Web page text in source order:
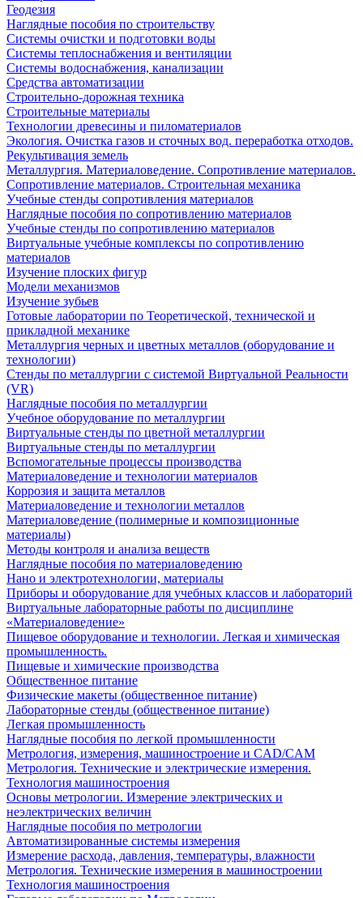
Геодезия
Наглядные пособия по строительству
Системы очистки и подготовки воды
Системы теплоснабжения и вентиляции
Системы водоснабжения, канализации
Средства автоматизации
Строительно-дорожная техника
Строительные материалы
Технологии древесины и пиломатериалов
Экология. Очистка газов и сточных вод. переработка отходов.
Рекультивация земель
Металлургия. Материаловедение. Сопротивление материалов.
Сопротивление материалов. Строительная механика
Учебные стенды сопротивления материалов
Наглядные пособия по сопротивлению материалов
Учебные стенды по сопротивлению материалов
Виртуальные учебные комплексы по сопротивлению
материалов
Изучение плоских фигур
Модели механизмов
Изучение зубьев
Готовые лаборатории по Теоретической, технической и
прикладной механике
Металлургия черных и цветных металлов (оборудование и
технологии)
Cтенды по металлургии с системой Виртуальной Реальности
(VR)
Наглядные пособия по металлургии
Учебное оборудование по металлургии
Виртуальные стенды по цветной металлургии
Виртуальные стенды по металлургии
Вспомогательные процессы производства
Материаловедение и технологии материалов
Коррозия и защита металлов
Материаловедение и технологии металлов
Материаловедение (полимерные и композиционные
материалы)
Методы контроля и анализа веществ
Наглядные пособия по материаловедению
Нано и электротехнологии, материалы
Приборы и оборудование для учебных классов и лабораторий
Виртуальные лабораторные работы по дисциплине
«Материаловедение»
Пищевое оборудование и технологии. Легкая и химическая
промышленность.
Пищевые и химические производства
Общественное питание
Физические макеты (общественное питание)
Лабораторные стенды (общественное питание)
Легкая промышленность
Наглядные пособия по легкой промышленности
Метрология, измерения, машиностроение и CAD/CAM
Метрология. Технические и электрические измерения.
Технология машиностроения
Основы метрологии. Измерение электрических и
неэлектрических величин
Наглядные пособия по метрологии
Автоматизированные системы измерения
Измерение расхода, давления, температуры, влажности
Метрология. Технические измерения в машиностроении
Технология машиностроения